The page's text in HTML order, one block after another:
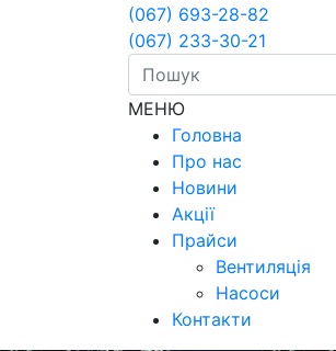
(067) 693-28-82
(067) 233-30-21
МЕНЮ
Головна
Про нас
Новини
Акції
Прайси
Вентиляція
Насоси
Контакти